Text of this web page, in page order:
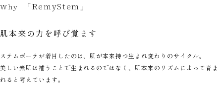
Why 「RemyStem」
肌本来の力を呼び覚ます
ステムボーテが着目したのは、肌が本来持つ生まれ変わりのサイクル。
美しい素肌は補うことで生まれるのではなく、肌本来のリズムによって育ま
れると考えています。